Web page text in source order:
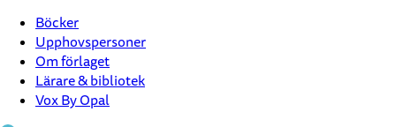
Böcker
Upphovspersoner
Om förlaget
Lärare & bibliotek
Vox By Opal